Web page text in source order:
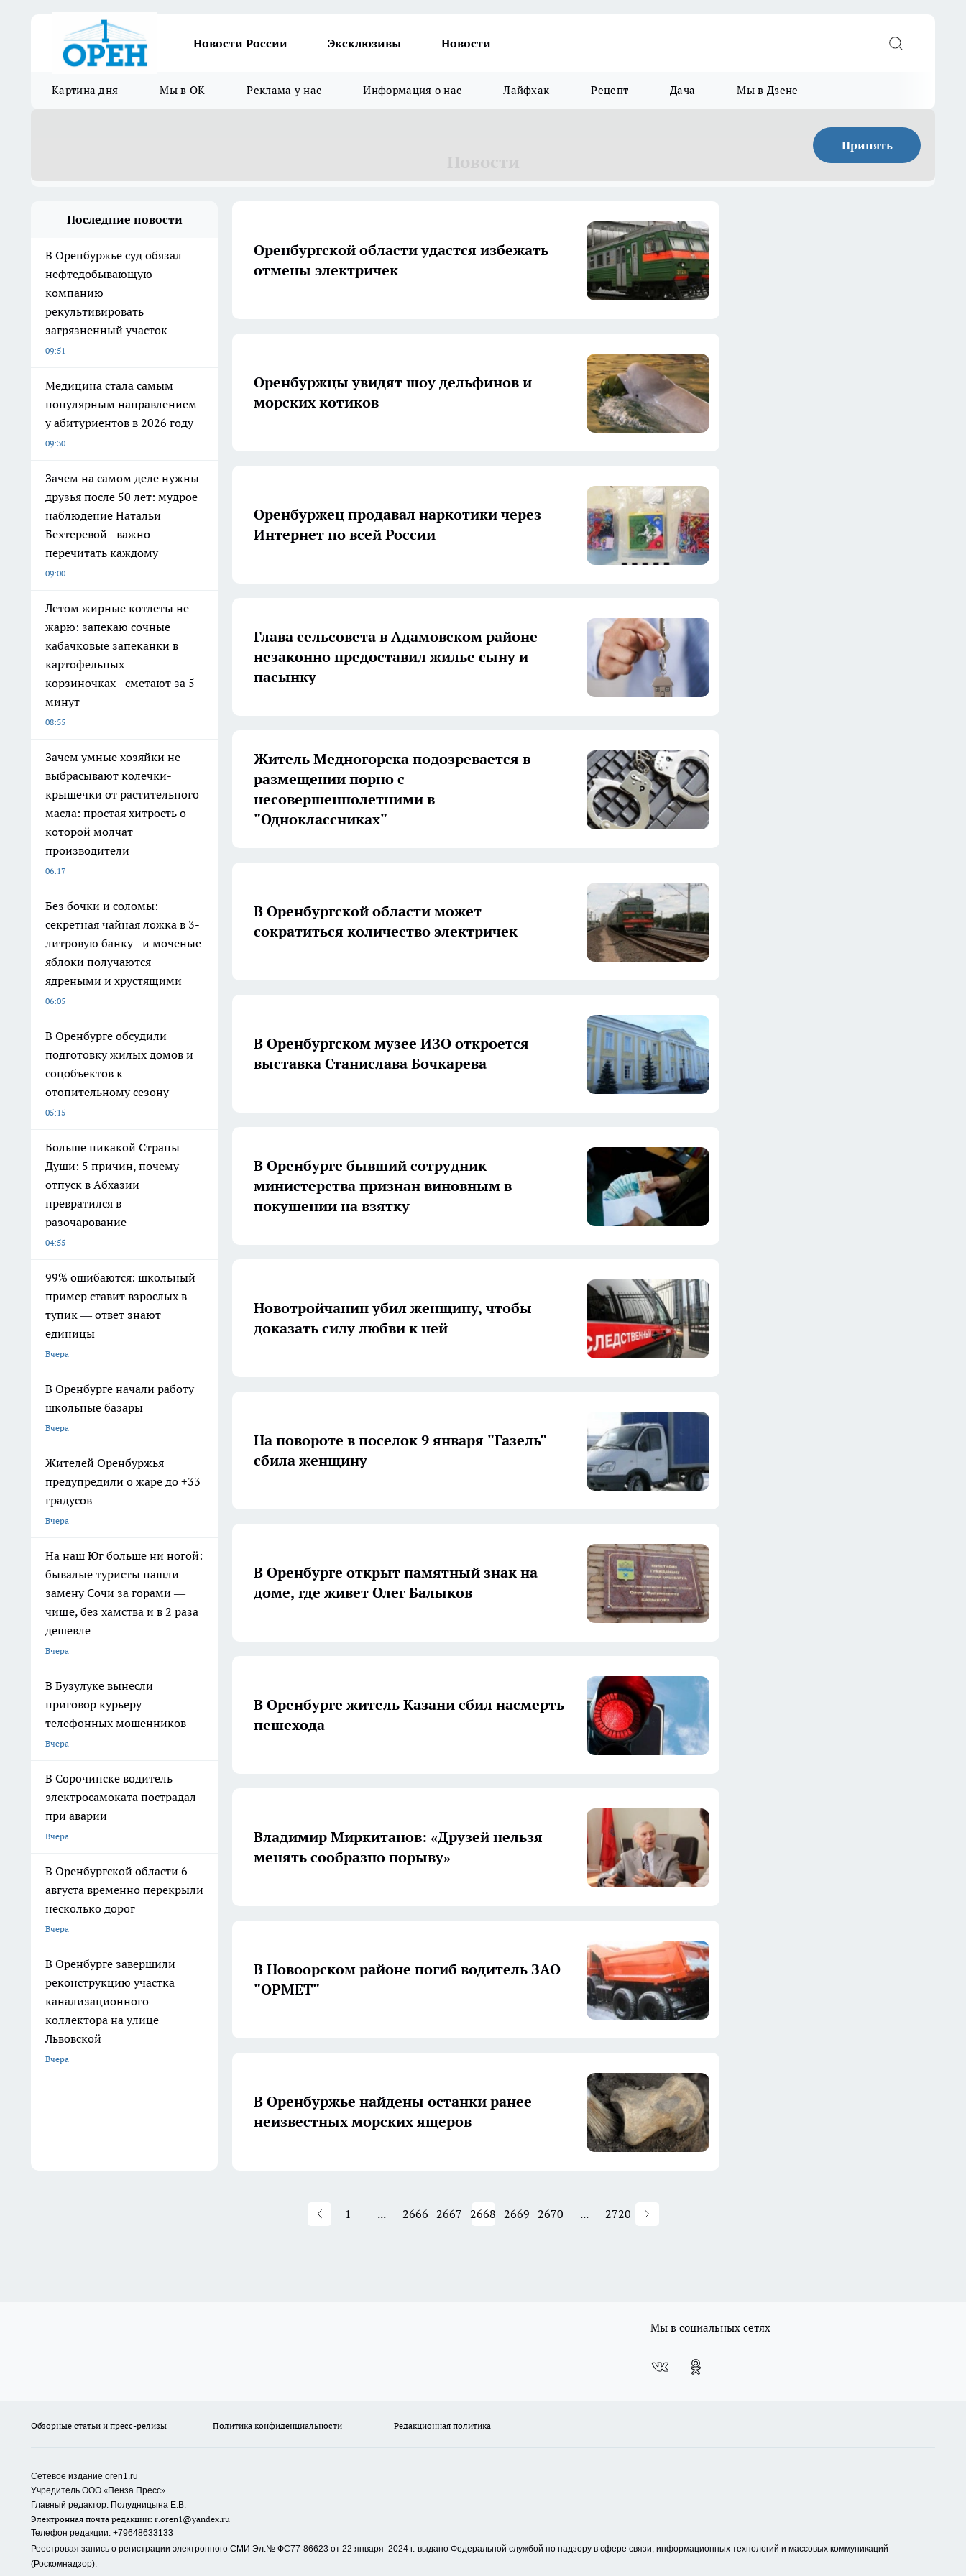
Новости России Эксклюзивы Новости
Картина дня Мы в ОК Реклама у нас Информация о нас Лайфхак Рецепт Дача Мы в Дзене
Принять
Последние новости
В Оренбуржье суд обязал
нефтедобывающую
компанию
рекультивировать
загрязненный участок
09:51
Медицина стала самым
популярным направлением
у абитуриентов в 2026 году
09:30
Зачем на самом деле нужны
друзья после 50 лет: мудрое
наблюдение Натальи
Бехтеревой - важно
перечитать каждому
09:00
Летом жирные котлеты не
жарю: запекаю сочные
кабачковые запеканки в
картофельных
корзиночках - сметают за 5
минут
08:55
Зачем умные хозяйки не
выбрасывают колечки-
крышечки от растительного
масла: простая хитрость о
которой молчат
производители
06:17
Без бочки и соломы:
секретная чайная ложка в 3-
литровую банку - и моченые
яблоки получаются
ядреными и хрустящими
06:05
В Оренбурге обсудили
подготовку жилых домов и
соцобъектов к
отопительному сезону
05:15
Больше никакой Страны
Души: 5 причин, почему
отпуск в Абхазии
превратился в
разочарование
04:55
99% ошибаются: школьный
пример ставит взрослых в
тупик — ответ знают
единицы
Вчера
В Оренбурге начали работу
школьные базары
Вчера
Жителей Оренбуржья
предупредили о жаре до +33
градусов
Вчера
На наш Юг больше ни ногой:
бывалые туристы нашли
замену Сочи за горами —
чище, без хамства и в 2 раза
дешевле
Вчера
В Бузулуке вынесли
приговор курьеру
телефонных мошенников
Вчера
В Сорочинске водитель
электросамоката пострадал
при аварии
Вчера
В Оренбургской области 6
августа временно перекрыли
несколько дорог
Вчера
В Оренбурге завершили
реконструкцию участка
канализационного
коллектора на улице
Львовской
Вчера
Оренбургской области удастся избежать
отмены электричек
Оренбуржцы увидят шоу дельфинов и
морских котиков
Оренбуржец продавал наркотики через
Интернет по всей России
Глава сельсовета в Адамовском районе
незаконно предоставил жилье сыну и
пасынку
Житель Медногорска подозревается в
размещении порно с
несовершеннолетними в
"Одноклассниках"
В Оренбургской области может
сократиться количество электричек
В Оренбургском музее ИЗО откроется
выставка Станислава Бочкарева
В Оренбурге бывший сотрудник
министерства признан виновным в
покушении на взятку
Новотройчанин убил женщину, чтобы
доказать силу любви к ней
На повороте в поселок 9 января "Газель"
сбила женщину
В Оренбурге открыт памятный знак на
доме, где живет Олег Балыков
В Оренбурге житель Казани сбил насмерть
пешехода
Владимир Миркитанов: «Друзей нельзя
менять сообразно порыву»
В Новоорском районе погиб водитель ЗАО
"ОРМЕТ"
В Оренбуржье найдены останки ранее
неизвестных морских ящеров
1 ... 2666 2667 2668 2669 2670 ... 2720
Мы в социальных сетях
Обзорные статьи и пресс-релизы Политика конфиденциальности Редакционная политика
Сетевое издание oren1.ru
Учредитель ООО «Пенза Пресс»
Главный редактор: Полудницына Е.В.
Электронная почта редакции: r.oren1@yandex.ru
Телефон редакции: +79648633133
Реестровая запись о регистрации электронного СМИ Эл.№ ФС77-86623 от 22 января 2024 г. выдано Федеральной службой по надзору в сфере связи, информационных технологий и массовых коммуникаций
(Роскомнадзор).